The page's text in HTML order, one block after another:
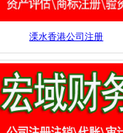
溧水香港公司注册